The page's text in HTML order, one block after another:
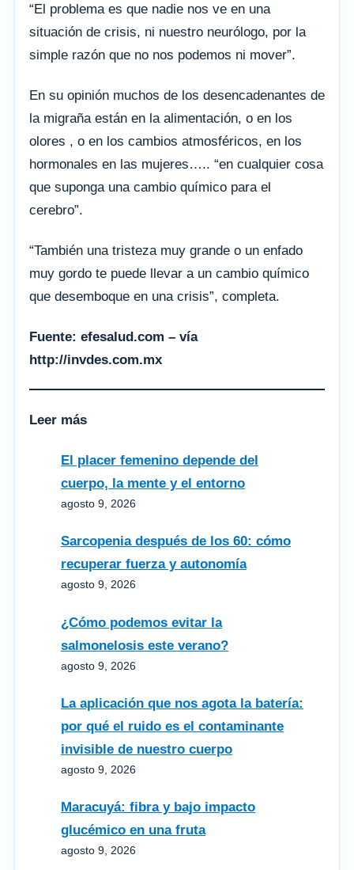
“El problema es que nadie nos ve en una
situación de crisis, ni nuestro neurólogo, por la
simple razón que no nos podemos ni mover”.
En su opinión muchos de los desencadenantes de
la migraña están en la alimentación, o en los
olores , o en los cambios atmosféricos, en los
hormonales en las mujeres….. “en cualquier cosa
que suponga una cambio químico para el
cerebro”.
“También una tristeza muy grande o un enfado
muy gordo te puede llevar a un cambio químico
que desemboque en una crisis”, completa.
Fuente: efesalud.com – vía
http://invdes.com.mx
Leer más
El placer femenino depende del
cuerpo, la mente y el entorno
agosto 9, 2026
Sarcopenia después de los 60: cómo
recuperar fuerza y autonomía
agosto 9, 2026
¿Cómo podemos evitar la
salmonelosis este verano?
agosto 9, 2026
La aplicación que nos agota la batería:
por qué el ruido es el contaminante
invisible de nuestro cuerpo
agosto 9, 2026
Maracuyá: fibra y bajo impacto
glucémico en una fruta
agosto 9, 2026